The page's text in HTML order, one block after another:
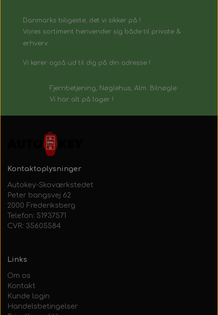
Danmarks biligeste, det vi sikker på !
Vores sortiment henvender sig både til private &
erhverv.
Vi kører også ud til dig på din adresse !
Fjernbetjening, Nøglehus, Alm. Bilnøgle
Vi har alt på lager !
Kontaktoplysninger
Autokey-Skoværkstedet
Peter bangsvej 62
2000 Frederiksberg
Telefon: 51937571
CVR: 35605584
Links
Om os
Kontakt
Kunde login
Handelsbetingelser